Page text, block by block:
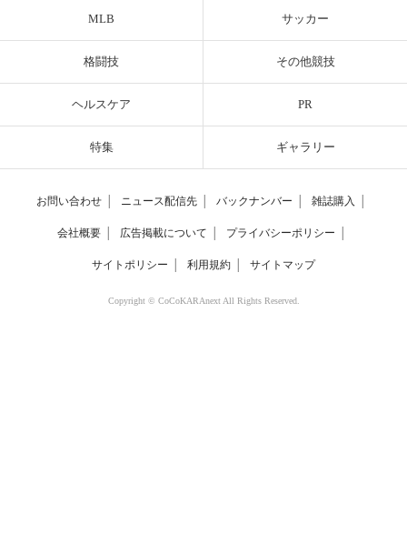
MLB サッカー
格闘技 その他競技
ヘルスケア PR
特集 ギャラリー
お問い合わせ ニュース配信先 バックナンバー 雑誌購入
会社概要 広告掲載について プライバシーポリシー
サイトポリシー 利用規約 サイトマップ
Copyright © CoCoKARAnext All Rights Reserved.